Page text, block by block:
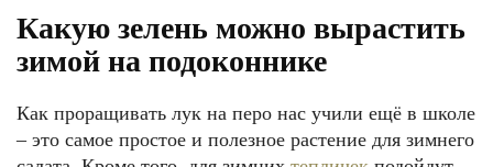
Какую зелень можно вырастить
зимой на подоконнике
Как проращивать лук на перо нас учили ещё в школе
– это самое простое и полезное растение для зимнего